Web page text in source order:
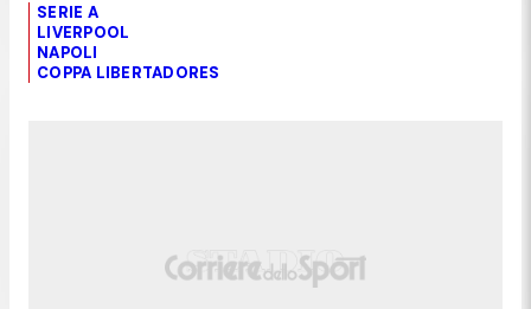
SERIE A
LIVERPOOL
NAPOLI
COPPA LIBERTADORES